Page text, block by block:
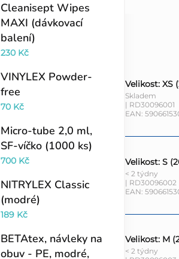
Cleanisept Wipes
MAXI (dávkovací
balení)
230 Kč
VINYLEX Powder-
free
70 Kč
Micro-tube 2,0 ml,
SF-víčko (1000 ks)
700 Kč
NITRYLEX Classic
(modré)
189 Kč
BETAtex, návleky na
obuv - PE, modré,
Velikost: XS
Skladem
| RD30096001
EAN:
Velikost: S
< 2 týdny
| RD30096002
EAN:
Velikost: M
< 2 týdny